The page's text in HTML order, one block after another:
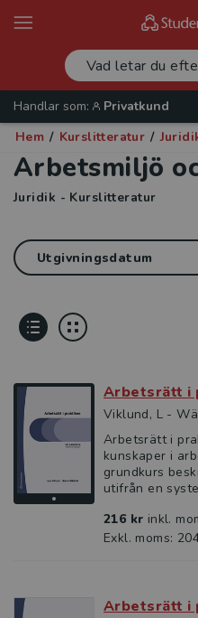
Handlar som:
Privatkund
Hem / Kurslitteratur /
Arbetsmiljö
Juridik - Kurslitteratur
Arbetsrätt i
Viklund, L -
Arbetsrätt i
kunskaper i
grundkurs
utifrån en
216 kr inkl.
Exkl. moms:
Arbetsrätt i